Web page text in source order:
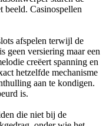
beeld. Casinospellen
afspelen terwijl de
geen versiering maar een
creëert spanning en
hetzelfde mechanisme
aan te kondigen.
is.
die niet bij de